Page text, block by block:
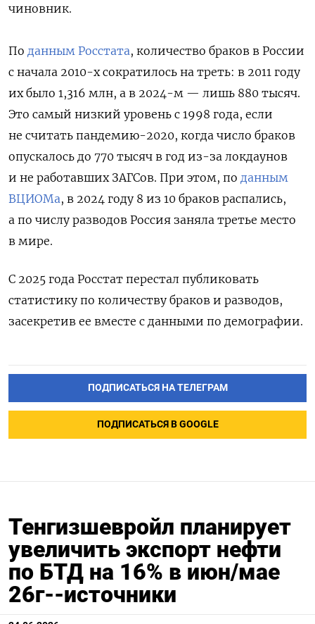
чиновник.
По данным Росстата, количество браков в России
с начала 2010-х сократилось на треть: в 2011 году
их было 1,316 млн, а в 2024-м — лишь 880 тысяч.
Это самый низкий уровень с 1998 года, если
не считать пандемию-2020, когда число браков
опускалось до 770 тысяч в год из-за локдаунов
и не работавших ЗАГСов. При этом, по данным
ВЦИОМа, в 2024 году 8 из 10 браков распались,
а по числу разводов Россия заняла третье место
в мире.
С 2025 года Росстат перестал публиковать
статистику по количеству браков и разводов,
засекретив ее вместе с данными по демографии.
ПОДПИСАТЬСЯ НА ТЕЛЕГРАМ
ПОДПИСАТЬСЯ В GOOGLE
Тенгизшевройл планирует
увеличить экспорт нефти
по БТД на 16% в июн/мае
26г--источники